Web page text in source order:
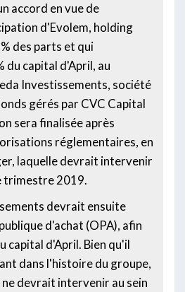
accord en vue de
d'Evolem, holding
des parts et qui
du capital d'April, au
Investissements, société
gérés par CVC Capital
sera finalisée après
réglementaires, en
laquelle devrait intervenir
trimestre 2019.
devrait ensuite
d'achat (OPA), afin
capital d'April. Bien qu'il
dans l'histoire du groupe,
devrait intervenir au sein